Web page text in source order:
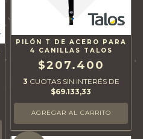
PILÓN T DE ACERO PARA
4 CANILLAS TALOS
$207.400
3 CUOTAS SIN INTERÉS DE
$69.133,33